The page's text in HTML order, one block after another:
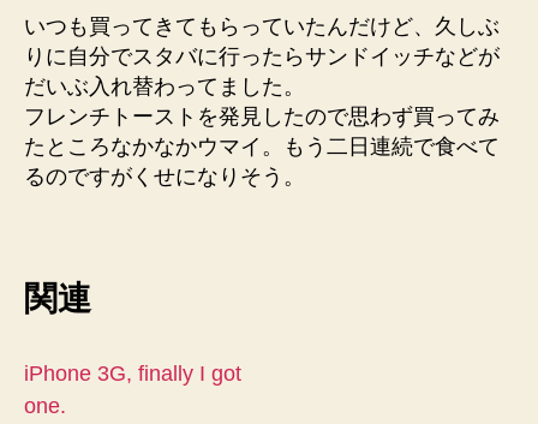
いつも買ってきてもらっていたんだけど、久しぶ
りに自分でスタバに行ったらサンドイッチなどが
だいぶ入れ替わってました。
フレンチトーストを発見したので思わず買ってみ
たところなかなかウマイ。もう二日連続で食べて
るのですがくせになりそう。
関連
iPhone 3G, finally I got
one.